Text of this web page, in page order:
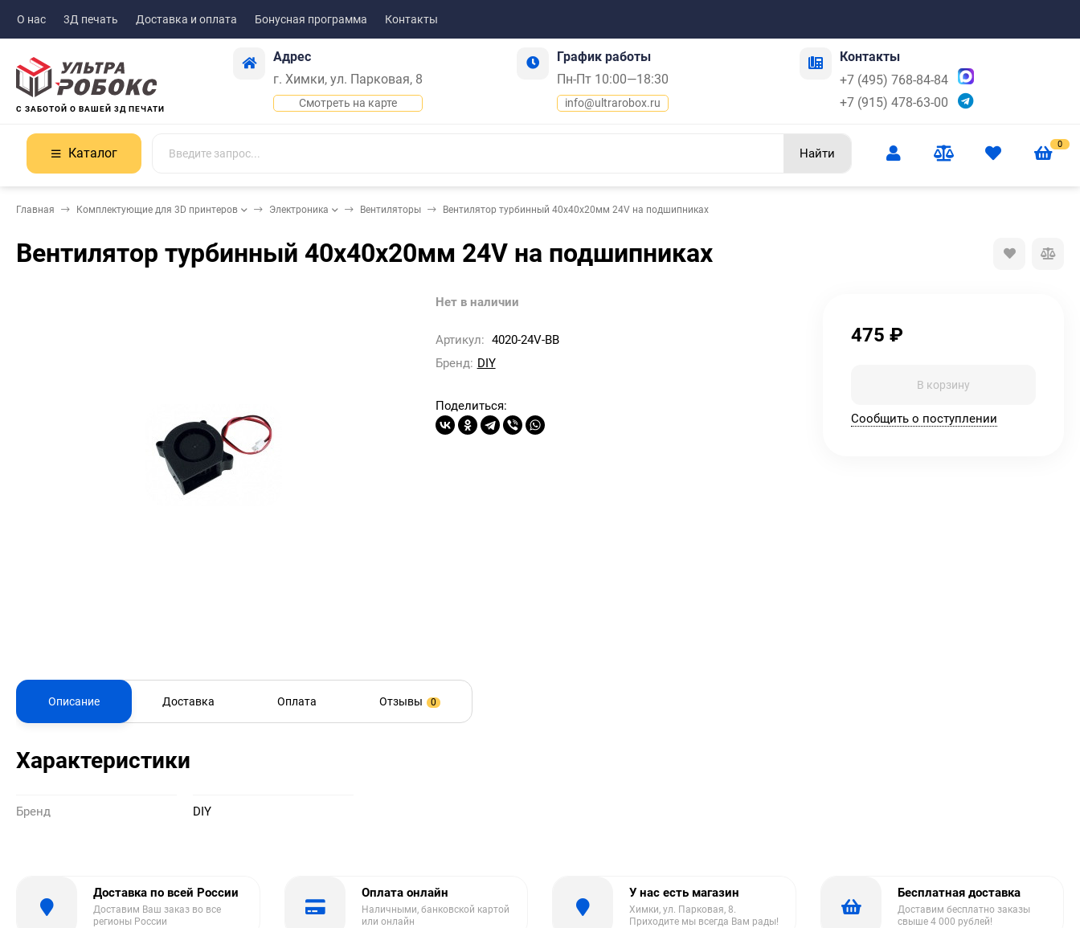
О нас 3Д печать Доставка и оплата Бонусная программа Контакты
С ЗАБОТОЙ О ВАШЕЙ 3Д ПЕЧАТИ
Адрес
г. Химки, ул. Парковая, 8
Смотреть на карте
График работы
Пн-Пт 10:00—18:30
info@ultrarobox.ru
Контакты
+7 (495) 768-84-84
+7 (915) 478-63-00
Каталог Найти
0
Главная Комплектующие для 3D принтеров Электроника Вентиляторы Вентилятор турбинный 40х40х20мм 24V на подшипниках
Вентилятор турбинный 40х40х20мм 24V на подшипниках
Нет в наличии
Артикул: 4020-24V-BB
Бренд: DIY
Поделиться:
475 ₽
В корзину
Сообщить о поступлении
Описание Доставка Оплата Отзывы 0
Характеристики
Бренд DIY
Доставка по всей России
Доставим Ваш заказ во все
регионы России
Оплата онлайн
Наличными, банковской картой
или онлайн
У нас есть магазин
Химки, ул. Парковая, 8.
Приходите мы всегда Вам рады!
Бесплатная доставка
Доставим бесплатно заказы
свыше 4 000 рублей!